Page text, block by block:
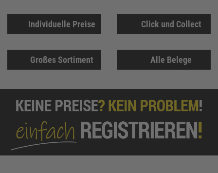
Individuelle Preise Click und Collect
Großes Sortiment Alle Belege